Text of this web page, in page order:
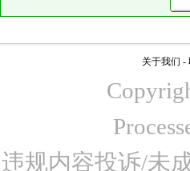
关于我们 -
违规内容投诉/未